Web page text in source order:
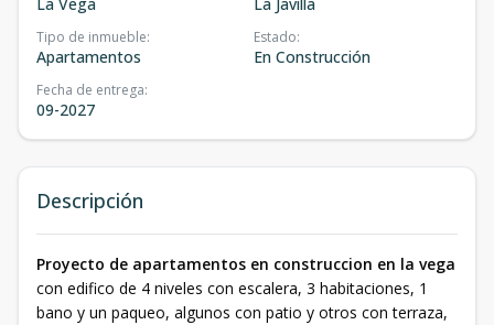
Tipo de inmueble:
Apartamentos
Estado:
En Construcción
Fecha de entrega:
09-2027
Descripción
Proyecto de apartamentos en construccion en la vega
con edifico de 4 niveles con escalera, 3 habitaciones, 1
bano y un paqueo, algunos con patio y otros con terraza,